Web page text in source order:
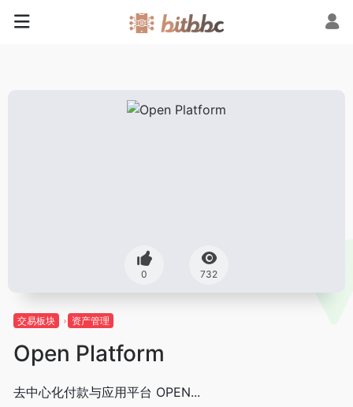
0 732
交易板块 资产管理
Open Platform
去中心化付款与应用平台 OPEN...